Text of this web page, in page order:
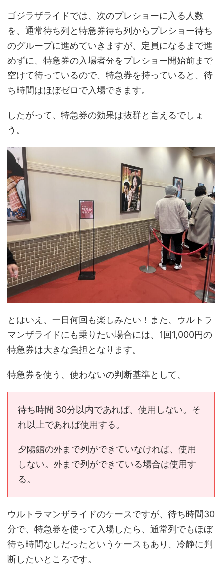
ゴジラザライドでは、次のプレショーに入る人数
を、通常待ち列と特急券待ち列からプレショー待ち
のグループに進めていきますが、定員になるまで進
めずに、特急券の入場者分をプレショー開始前まで
空けて待っているので、特急券を持っていると、待
ち時間はほぼゼロで入場できます。
したがって、特急券の効果は抜群と言えるでしょ
う。
とはいえ、一日何回も楽しみたい！また、ウルトラ
マンザライドにも乗りたい場合には、1回1,000円の
特急券は大きな負担となります。
特急券を使う、使わないの判断基準として、
待ち時間 30分以内であれば、使用しない。そ
れ以上であれば使用する。
夕陽館の外まで列ができていなければ、使用
しない。外まで列ができている場合は使用す
る。
ウルトラマンザライドのケースですが、待ち時間30
分で、特急券を使って入場したら、通常列でもほぼ
待ち時間なしだったというケースもあり、冷静に判
断したいところです。